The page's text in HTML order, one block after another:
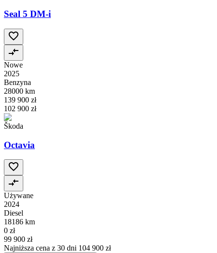
Seal 5 DM-i
Nowe
2025
Benzyna
28000 km
139 900 zł
102 900 zł
Škoda
Octavia
Używane
2024
Diesel
18186 km
0 zł
99 900 zł
Najniższa cena z 30 dni 104 900 zł